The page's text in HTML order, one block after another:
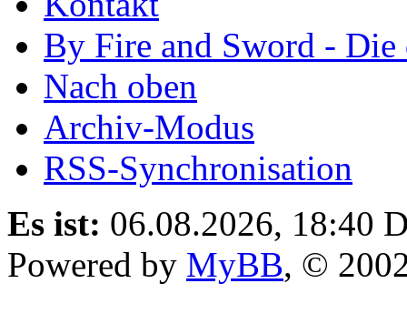
By Fire and Sword -
Nach oben
Archiv-Modus
RSS-Synchronisation
Es ist: 06.08.2026, 18:40
Powered by MyBB, ©